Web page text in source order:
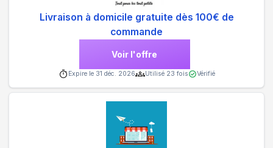
Livraison à domicile gratuite dès 100€ de
commande
Voir l'offre
Expire le 31 déc. 2026 Utilisé 23 fois Vérifié